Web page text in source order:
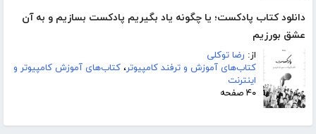
دانلود کتاب پادکست؛ یا چگونه یاد بگیریم پادکست بسازیم و به آن
عشق بورزیم
از: رضا توکلی
کتاب‌های آموزش و ترفند کامپیوتر، کتاب‌های آموزش کامپیوتر و
اینترنت
۴۰ صفحه